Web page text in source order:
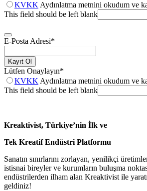
KVKK Aydınlatma metnini okudum ve
This field should be left blank
E-Posta Adresi*
Kayıt Ol
Lütfen Onaylayın*
KVKK Aydınlatma metnini okudum ve
This field should be left blank
Kreaktivist, Türkiye’nin İlk ve
Tek Kreatif Endüstri Platformu
Sanatın sınırlarını zorlayan, yenilikçi
istisnai bireyler ve kurumların buluşma
endüstrilerden ilham alan Kreaktivist ile
geldiniz!